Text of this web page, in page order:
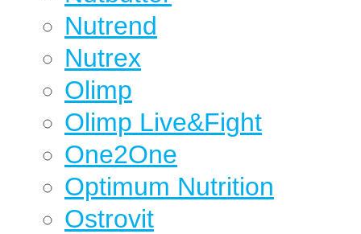
Nutrend
Nutrex
Olimp
Olimp Live&Fight
One2One
Optimum Nutrition
Ostrovit